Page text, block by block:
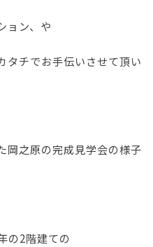
ョン、や
チでお手伝いさせて頂い
岡之原の完成見学会の様子
の2階建ての